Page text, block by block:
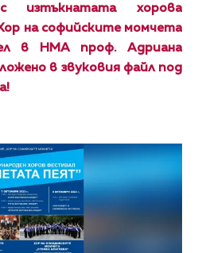
изтъкнатата хорова
на софийските момчета
в НМА проф. Адриана
в звуковия файл под